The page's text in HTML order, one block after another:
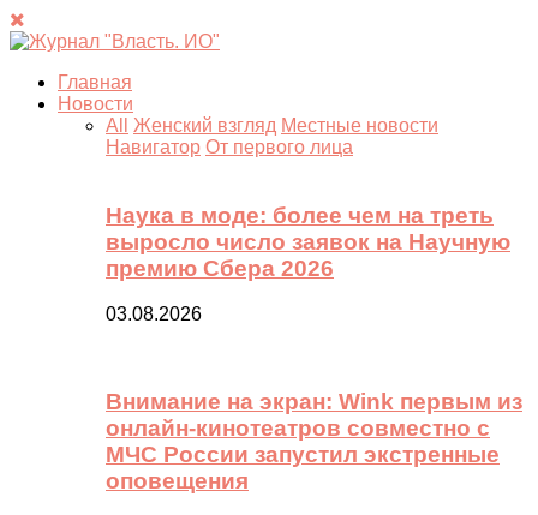
Главная
Новости
All
Женский взгляд Местные новости
Навигатор От первого лица
Наука в моде: более чем на треть
выросло число заявок на Научную
премию Сбера 2026
03.08.2026
Внимание на экран: Wink первым из
онлайн-кинотеатров совместно с
МЧС России запустил экстренные
оповещения